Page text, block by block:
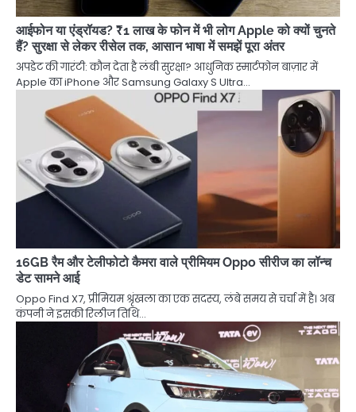
आईफोन या एंड्रॉयड? ₹1 लाख के फोन में भी लोग Apple को क्यों चुनते
हैं? सुरक्षा से लेकर रीसेल तक, आसान भाषा में समझें पूरा अंतर
अपडेट की गारंटी: कौन देता है लंबी सुरक्षा? आधुनिक स्मार्टफोन बाज़ार में
Apple का iPhone और Samsung Galaxy S Ultra…
16GB रैम और टेलीफोटो कैमरा वाले प्रीमियम Oppo सीरीज का लॉन्च
डेट सामने आई
Oppo Find X7, प्रीमियम श्रृंखला का एक सदस्य, लंबे समय से चर्चा में है। अब
कंपनी ने इसकी रिलीज तिथि…